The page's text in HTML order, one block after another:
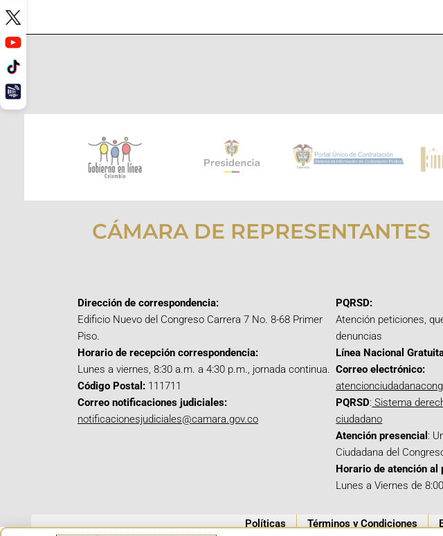
CÁMARA DE REPRESENTANTES
Dirección de correspondencia:
Edificio Nuevo del Congreso Carrera 7 No. 8-68 Primer
Piso.
Horario de recepción correspondencia:
Lunes a viernes, 8:30 a.m. a 4:30 p.m., jornada continua.
Código Postal: 111711
Correo notificaciones judiciales:
notificacionesjudiciales@camara.gov.co
PQRSD:
Atención peticiones,
denuncias
Línea Nacional
Correo electrónico:
PQRSD: Sistema
ciudadano
Atención presencial :
Ciudadana del
Horario de atención al
Lunes a Viernes de
Políticas Términos y Condiciones